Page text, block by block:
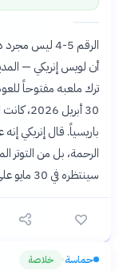
الرقم 5-4
أن لويس إنريكي —
ترك ملعبه مفتوحاً
30
باريسياً. قال إنريكي
الرحمة، بل من التوتر
سينتظره في 30 مايو على ملعب بوشكاش في بودابست.
حماسة› خلاصة